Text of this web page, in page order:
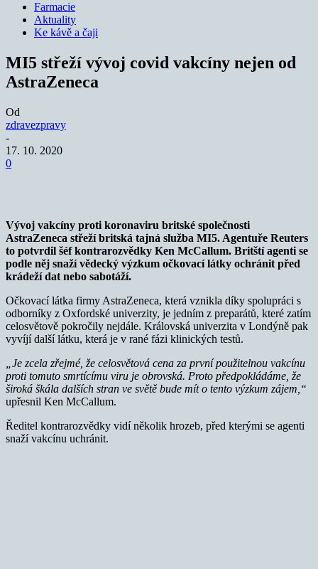
Farmacie
Aktuality
Ke kávě a čaji
MI5 střeží vývoj covid vakcíny nejen od
AstraZeneca
Od
zdravezpravy
-
17. 10. 2020
0
Vývoj vakcíny proti koronaviru britské společnosti
AstraZeneca střeží britská tajná služba MI5. Agentuře Reuters
to potvrdil šéf kontrarozvědky Ken McCallum. Britští agenti se
podle něj snaží vědecký výzkum očkovací látky ochránit před
krádeží dat nebo sabotáží.
Očkovací látka firmy AstraZeneca, která vznikla díky spolupráci s
odborníky z Oxfordské univerzity, je jedním z preparátů, které zatím
celosvětově pokročily nejdále. Královská univerzita v Londýně pak
vyvíjí další látku, která je v rané fázi klinických testů.
„Je zcela zřejmé, že celosvětová cena za první použitelnou vakcínu
proti tomuto smrtícímu viru je obrovská. Proto předpokládáme, že
široká škála dalších stran ve světě bude mít o tento výzkum zájem,“
upřesnil Ken McCallum.
Ředitel kontrarozvědky vidí několik hrozeb, před kterými se agenti
snaží vakcínu uchránit.